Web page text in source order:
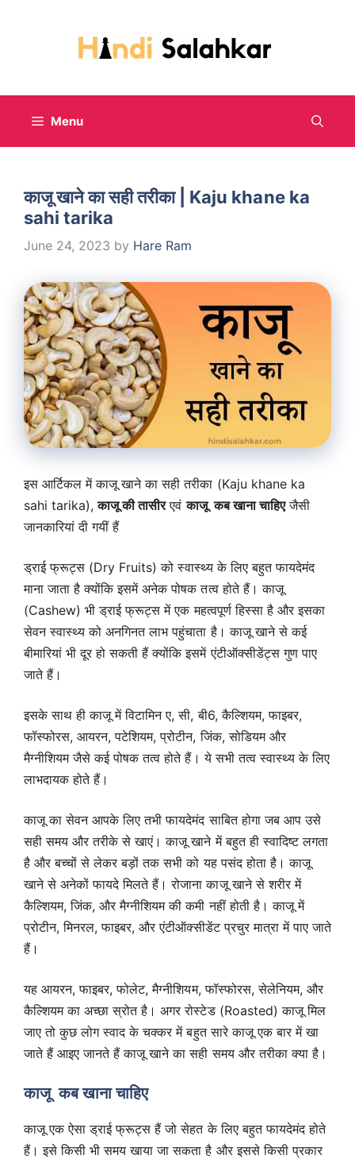
Menu
काजू खाने का सही तरीका | Kaju khane ka
sahi tarika
June 24, 2023 by Hare Ram
इस आर्टिकल में काजू खाने का सही तरीका (Kaju khane ka
sahi tarika),काजू की तासीरएवंकाजू कब खाना चाहिएजैसी
जानकारियां दी गयीं हैं
ड्राई फ्रूट्स (Dry Fruits) को स्वास्थ्य के लिए बहुत फायदेमंद
माना जाता है क्योंकि इसमें अनेक पोषक तत्व होते हैं। काजू
(Cashew) भी ड्राई फ्रूट्स में एक महत्वपूर्ण हिस्सा है और इसका
सेवन स्वास्थ्य को अनगिनत लाभ पहुंचाता है। काजू खाने से कई
बीमारियां भी दूर हो सकती हैं क्योंकि इसमें एंटीऑक्सीडेंट्स गुण पाए
जाते हैं।
इसके साथ ही काजू में विटामिन ए, सी, बी6, कैल्शियम, फाइबर,
फॉस्फोरस, आयरन, पटेशियम, प्रोटीन, जिंक, सोडियम और
मैग्नीशियम जैसे कई पोषक तत्व होते हैं। ये सभी तत्व स्वास्थ्य के लिए
लाभदायक होते हैं।
काजू का सेवन आपके लिए तभी फायदेमंद साबित होगा जब आप उसे
सही समय और तरीके से खाएं। काजू खाने में बहुत ही स्वादिष्ट लगता
है और बच्चों से लेकर बड़ों तक सभी को यह पसंद होता है। काजू
खाने से अनेकों फायदे मिलते हैं। रोजाना काजू खाने से शरीर में
कैल्शियम, जिंक, और मैग्नीशियम की कमी नहीं होती है। काजू में
प्रोटीन, मिनरल, फाइबर, और एंटीऑक्सीडेंट प्रचुर मात्रा में पाए जाते
हैं।
यह आयरन, फाइबर, फोलेट, मैग्नीशियम, फॉस्फोरस, सेलेनियम, और
कैल्शियम का अच्छा स्रोत है। अगर रोस्टेड (Roasted) काजू मिल
जाए तो कुछ लोग स्वाद के चक्कर में बहुत सारे काजू एक बार में खा
जाते हैं आइए जानते हैं काजू खाने का सही समय और तरीका क्या है।
काजू कब खाना चाहिए
काजू एक ऐसा ड्राई फ्रूट्स हैं जो सेहत के लिए बहुत फायदेमंद होते
हैं। इसे किसी भी समय खाया जा सकता है और इससे किसी प्रकार